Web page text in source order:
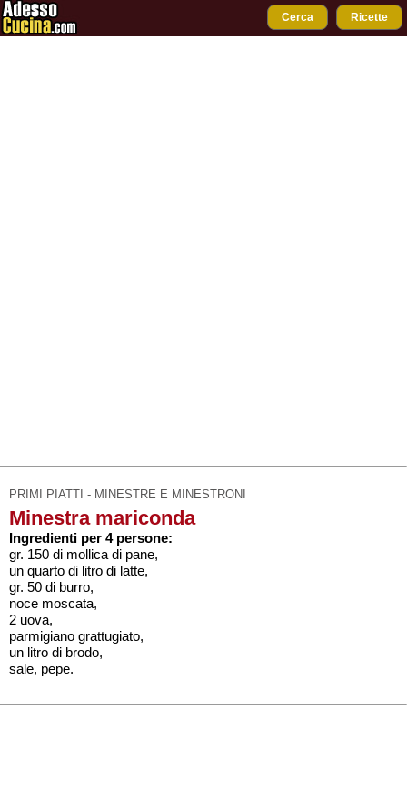
Cerca Ricette
PRIMI PIATTI - MINESTRE E MINESTRONI
Minestra mariconda
Ingredienti per 4 persone:
gr. 150 di mollica di pane,
un quarto di litro di latte,
gr. 50 di burro,
noce moscata,
2 uova,
parmigiano grattugiato,
un litro di brodo,
sale, pepe.